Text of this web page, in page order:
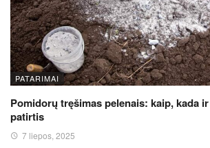
PATARIMAI
Pomidorų tręšimas pelenais: kaip, kada
patirtis
7 liepos, 2025